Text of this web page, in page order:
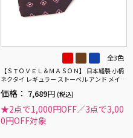
全3色
【ＳＴＯＶＥＬ＆ＭＡＳＯＮ】 日本縫製 小柄
ネクタイ レギュラー ストーベル アンド メイソ
価格： 7,689円 (税込)
★2点で1,000円OFF／3点で3,00
0円OFF対象